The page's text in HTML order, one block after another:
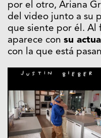
por el otro, Ariana
del video junto a su
que siente por él. Al
aparece con su
con la que está